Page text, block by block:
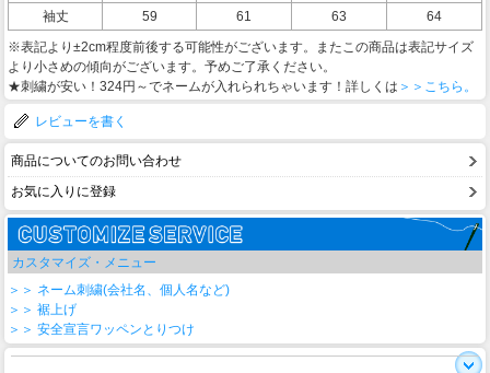
袖丈
59 61 63
64
※表記より±2cm程度前後する可能性がございます。またこの商品は表記サイズ
より小さめの傾向がございます。予めご了承ください。
★刺繍が安い！324円～でネームが入れられちゃいます！詳しくは ＞＞こちら。
レビューを書く
商品についてのお問い合わせ
お気に入りに登録
カスタマイズ・メニュー
＞＞ ネーム刺繍(会社名、個人名など)
＞＞ 裾上げ
＞＞ 安全宣言ワッペンとりつけ